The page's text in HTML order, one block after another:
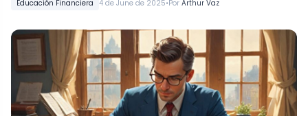
Educación Financiera 4 de June de 2025•Por Arthur Vaz